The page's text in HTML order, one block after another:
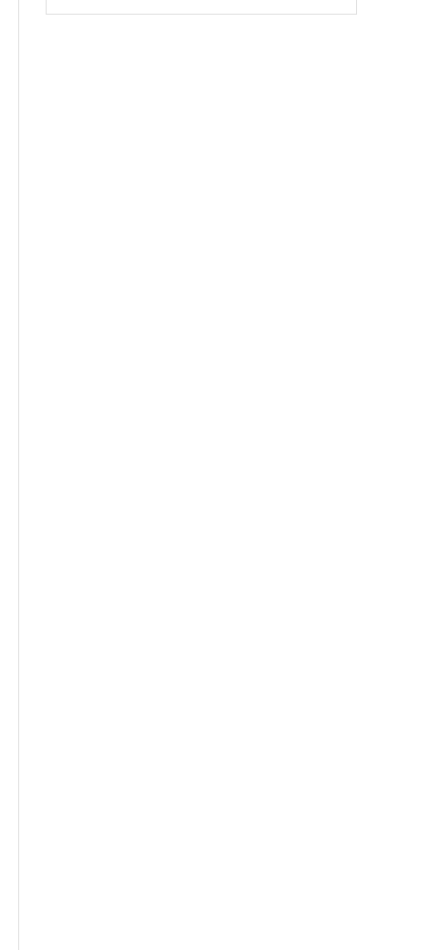
响；<&list>3.稳定器的转向胶套和球头